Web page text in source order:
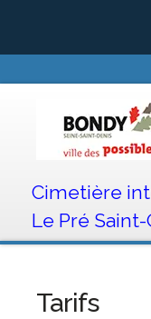
Cimetière
Le Pré Saint-
Tarifs